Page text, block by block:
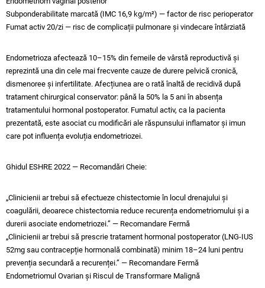
Subponderabilitate marcată (IMC 16,9 kg/m²) — factor de risc perioperator
Fumat activ 20/zi — risc de complicații pulmonare și vindecare întârziată
Endometrioza afectează 10–15% din femeile de vârstă reproductivă și
reprezintă una din cele mai frecvente cauze de durere pelvică cronică,
dismenoree și infertilitate. Afecțiunea are o rată înaltă de recidivă după
tratament chirurgical conservator: până la 50% la 5 ani în absența
tratamentului hormonal postoperator. Fumatul activ, ca la pacienta
prezentată, este asociat cu modificări ale răspunsului inflamator și imun
care pot influența evoluția endometriozei.
Ghidul ESHRE 2022 — Recomandări Cheie:
„Clinicienii ar trebui să efectueze chistectomie în locul drenajului și
coagulării, deoarece chistectomia reduce recurența endometriomului și a
durerii asociate endometriozei.” — Recomandare Fermă
„Clinicienii ar trebui să prescrie tratament hormonal postoperator (LNG-IUS
52mg sau contracepție hormonală combinată) minim 18–24 luni pentru
prevenția secundară a recurenței.” — Recomandare Fermă
Endometriomul Ovarian și Riscul de Transformare Malignă